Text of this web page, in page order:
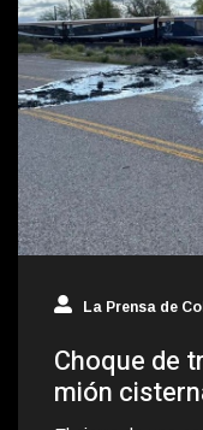
La Prensa de
Choque de
mión